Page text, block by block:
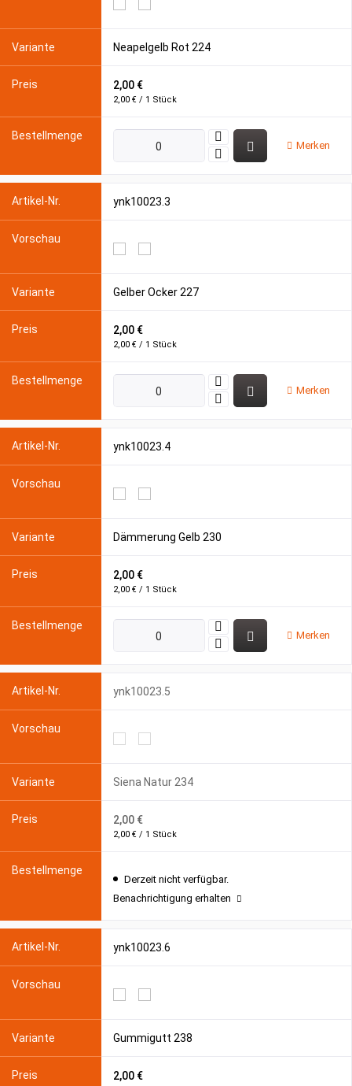
Neapelgelb Rot 224
2,00 €
2,00 € / 1 Stück
Merken
ynk10023.3
Gelber Ocker 227
2,00 €
2,00 € / 1 Stück
Merken
ynk10023.4
Dämmerung Gelb 230
2,00 €
2,00 € / 1 Stück
Merken
ynk10023.5
Siena Natur 234
2,00 €
2,00 € / 1 Stück
Derzeit nicht verfügbar.
Benachrichtigung erhalten
ynk10023.6
Gummigutt 238
2,00 €